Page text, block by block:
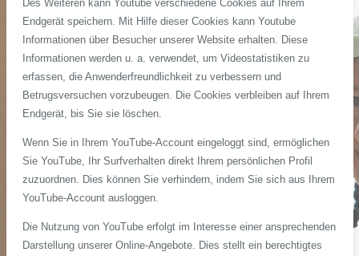
Des Weiteren kann Youtube verschiedene Cookies auf Ihrem
Endgerät speichern. Mit Hilfe dieser Cookies kann Youtube
Informationen über Besucher unserer Website erhalten. Diese
Informationen werden u. a. verwendet, um Videostatistiken zu
erfassen, die Anwenderfreundlichkeit zu verbessern und
Betrugsversuchen vorzubeugen. Die Cookies verbleiben auf Ihrem
Endgerät, bis Sie sie löschen.
Wenn Sie in Ihrem YouTube-Account eingeloggt sind, ermöglichen
Sie YouTube, Ihr Surfverhalten direkt Ihrem persönlichen Profil
zuzuordnen. Dies können Sie verhindern, indem Sie sich aus Ihrem
YouTube-Account ausloggen.
Die Nutzung von YouTube erfolgt im Interesse einer ansprechenden
Darstellung unserer Online-Angebote. Dies stellt ein berechtigtes